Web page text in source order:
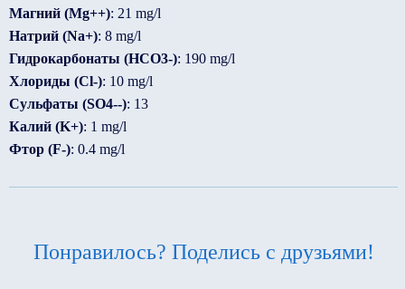
Магний (Mg++): 21 mg/l
Натрий (Na+): 8 mg/l
Гидрокарбонаты (HCO3-): 190 mg/l
Хлориды (Cl-): 10 mg/l
Сульфаты (SO4--): 13
Калий (K+): 1 mg/l
Фтор (F-): 0.4 mg/l
Понравилось? Поделись с друзьями!